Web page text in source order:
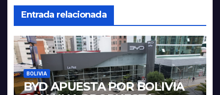
Entrada relacionada
BOLIVIA
BYD APUESTA POR BOLIVIA